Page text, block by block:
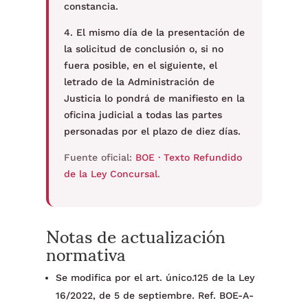
constancia.
4. El mismo día de la presentación de
la solicitud de conclusión o, si no
fuera posible, en el siguiente, el
letrado de la Administración de
Justicia lo pondrá de manifiesto en la
oficina judicial a todas las partes
personadas por el plazo de diez días.
Fuente oficial: BOE · Texto Refundido
de la Ley Concursal.
Notas de actualización
normativa
Se modifica por el art. único.125 de la Ley
16/2022, de 5 de septiembre. Ref. BOE-A-